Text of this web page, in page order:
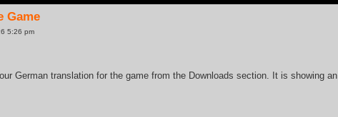
Game
5:26 pm
German translation for the game from the Downloads section. It is showing an